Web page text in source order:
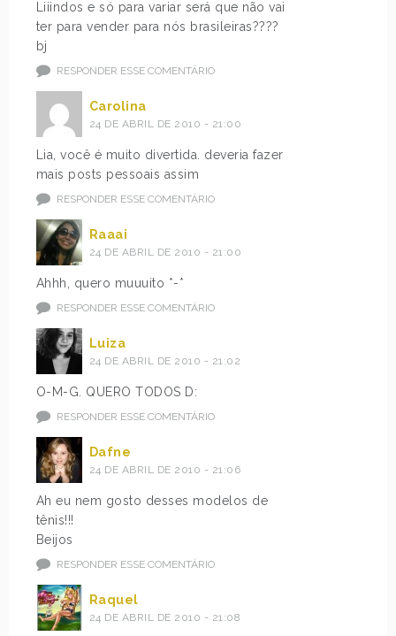
Liiindos e só para variar será que não vai
ter para vender para nós brasileiras????
bj
RESPONDER ESSE COMENTÁRIO
Carolina
24 DE ABRIL DE 2010 - 21:00
Lia, você é muito divertida. deveria fazer
mais posts pessoais assim
RESPONDER ESSE COMENTÁRIO
Raaai
24 DE ABRIL DE 2010 - 21:00
Ahhh, quero muuuito *-*
RESPONDER ESSE COMENTÁRIO
Luiza
24 DE ABRIL DE 2010 - 21:02
O-M-G. QUERO TODOS D:
RESPONDER ESSE COMENTÁRIO
Dafne
24 DE ABRIL DE 2010 - 21:06
Ah eu nem gosto desses modelos de
tênis!!!
Beijos
RESPONDER ESSE COMENTÁRIO
Raquel
24 DE ABRIL DE 2010 - 21:08